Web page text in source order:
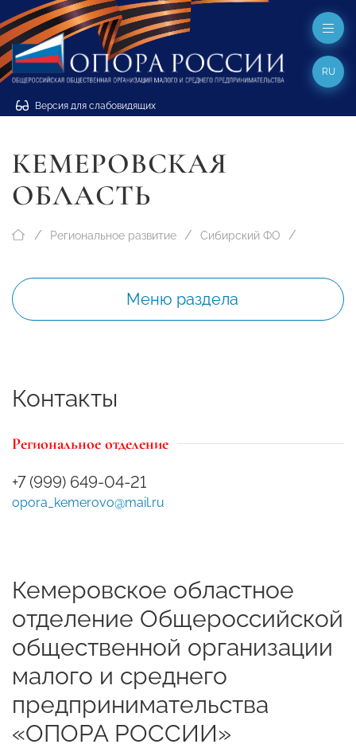
Версия для слабовидящих
RU
КЕМЕРОВСКАЯ
ОБЛАСТЬ
Региональное развитие Сибирский ФО
Меню раздела
Контакты
Региональное отделение
+7 (999) 649-04-21
opora_kemerovo@mail.ru
Кемеровское областное
отделение Общероссийской
общественной организации
малого и среднего
предпринимательства
«ОПОРА РОССИИ»